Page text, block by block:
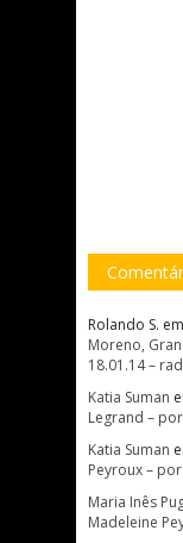
Rolando S. em
Moreno,
18.01.14 –
Katia Suman
Legrand –
Katia Suman
Peyroux –
Maria Inês
Madeleine